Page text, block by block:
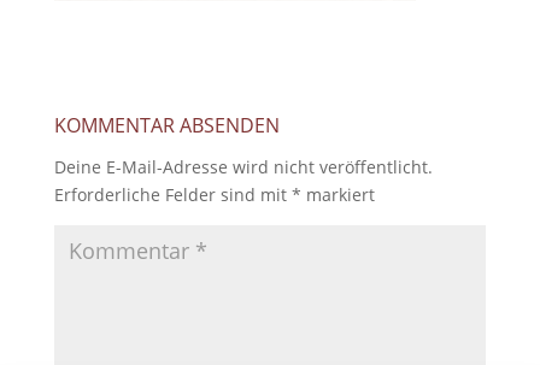
KOMMENTAR ABSENDEN
Deine E-Mail-Adresse wird nicht veröffentlicht.
Erforderliche Felder sind mit * markiert